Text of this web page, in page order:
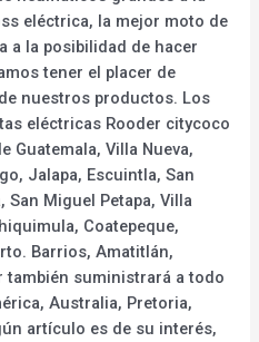
eléctrica, la mejor moto de
a la posibilidad de hacer
tener el placer de
nuestros productos. Los
eléctricas Rooder citycoco
Guatemala, Villa Nueva,
Jalapa, Escuintla, San
San Miguel Petapa, Villa
Coatepeque,
Barrios, Amatitlán,
también suministrará a todo
Australia, Pretoria,
artículo es de su interés,